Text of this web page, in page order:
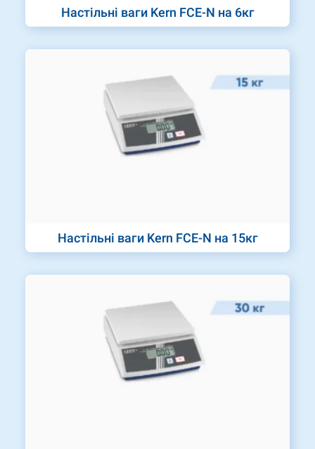
Настільні ваги Kern FCE-N на 6кг
Настільні ваги Kern FCE-N на 15кг